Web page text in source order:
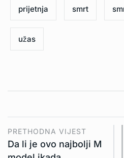
prijetnja smrt
užas
PRETHODNA VIJEST
Da li je ovo najbolji M